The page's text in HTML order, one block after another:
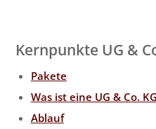
Kernpunkte UG &
Pakete
Was ist eine UG & Co.
Ablauf